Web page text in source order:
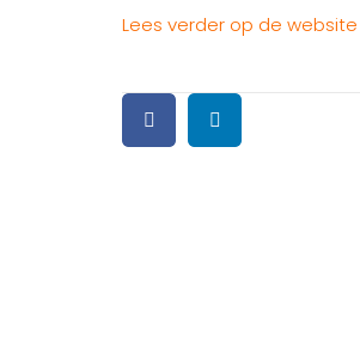
Lees verder op de website